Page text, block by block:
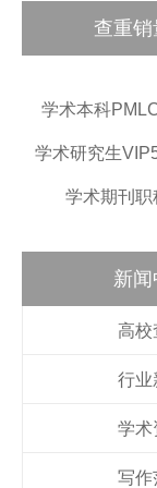
查重
学术本科
学术研究生
学术期刊职
新
高校
行业
学术
写作